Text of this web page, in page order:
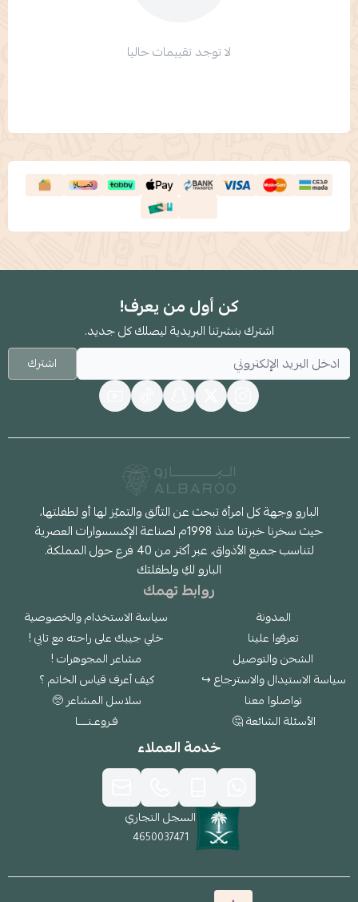
لا توجد تقييمات حاليا
كن أول من يعرف!
اشترك بنشرتنا البريدية ليصلك كل جديد.
اشترك
البارو وجهة كل امرأة تبحث عن التألق والتميّز لها أو لطفلتها،
حيث سخرنا خبرتنا منذ 1998م لصناعة الإكسسوارات العصرية
لتناسب جميع الأذواق، عبر أكثر من 40 فرع حول المملكة.
البارو لكِ ولطفلتك
روابط تهمك
المدونة
تعرفوا علينا
الشحن والتوصيل
سياسة الاستبدال والاسترجاع ↪
تواصلوا معنا
الأسئلة الشائعة 🤔
سياسة الاستخدام والخصوصية
خلي جيبك على راحته مع تابي !
مشاعر المجوهرات !
كيف أعرف قياس الخاتم ؟
سلاسل المشاعر 🥺
فـروعـنــــا
خدمة العملاء
السجل التجاري
4650037471